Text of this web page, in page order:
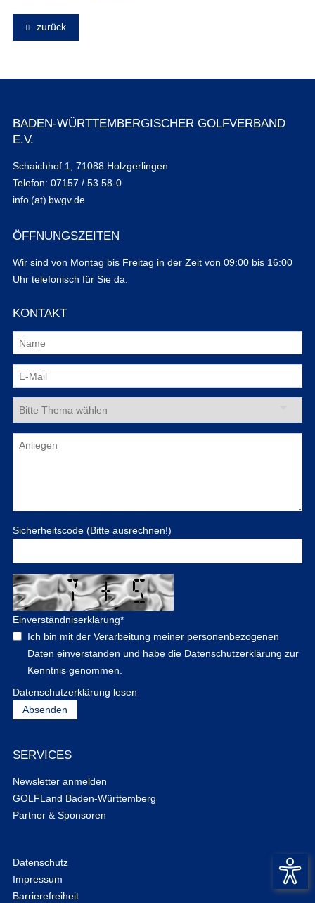
zurück
BADEN-WÜRTTEMBERGISCHER GOLFVERBAND
E.V.
Schaichhof 1, 71088 Holzgerlingen
Telefon: 07157 / 53 58-0
info (at) bwgv.de
ÖFFNUNGSZEITEN
Wir sind von Montag bis Freitag in der Zeit von 09:00 bis 16:00
Uhr telefonisch für Sie da.
KONTAKT
Sicherheitscode (Bitte ausrechnen!)
Einverständniserklärung*
Ich bin mit der Verarbeitung meiner personenbezogenen
Daten einverstanden und habe die Datenschutzerklärung zur
Kenntnis genommen.
Datenschutzerklärung lesen
SERVICES
Newsletter anmelden
GOLFLand Baden-Württemberg
Partner & Sponsoren
Datenschutz
Impressum
Barrierefreiheit